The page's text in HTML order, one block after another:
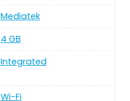
Mediatek
4 GB
Integrated
Wi-Fi